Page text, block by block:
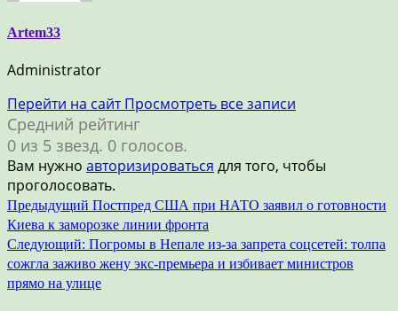
Artem33
Administrator
Перейти на сайтПросмотреть все записи
Средний рейтинг
0 из 5 звезд. 0 голосов.
Вам нужно авторизироваться для того, чтобы
проголосовать.
Навигация
по
записям
Предыдущий Постпред США при НАТО заявил о готовности
Киева к заморозке линии фронта
Следующий: Погромы в Непале из-за запрета соцсетей: толпа
сожгла заживо жену экс-премьера и избивает министров
прямо на улице